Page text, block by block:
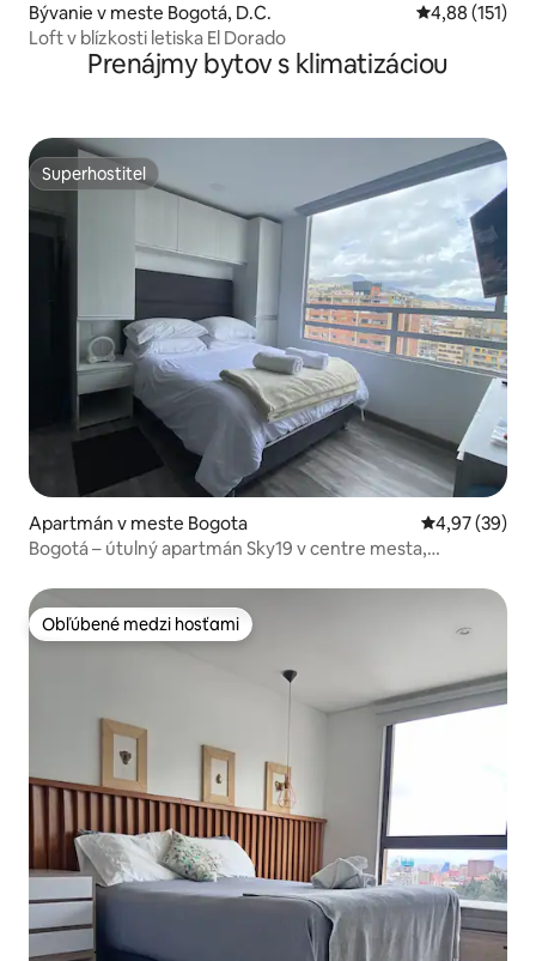
Bývanie v meste Bogotá, D.C. Priemerné
4,88 (151)
Loft v blízkosti letiska El Dorado
Prenájmy bytov s klimatizáciou
Superhostiteľ
Superhostiteľ
Apartmán v meste Bogota Priemerné
4,97 (39)
Bogotá – útulný apartmán Sky19 v centre mesta,
Obľúbené medzi hosťami
Obľúbené medzi hosťami